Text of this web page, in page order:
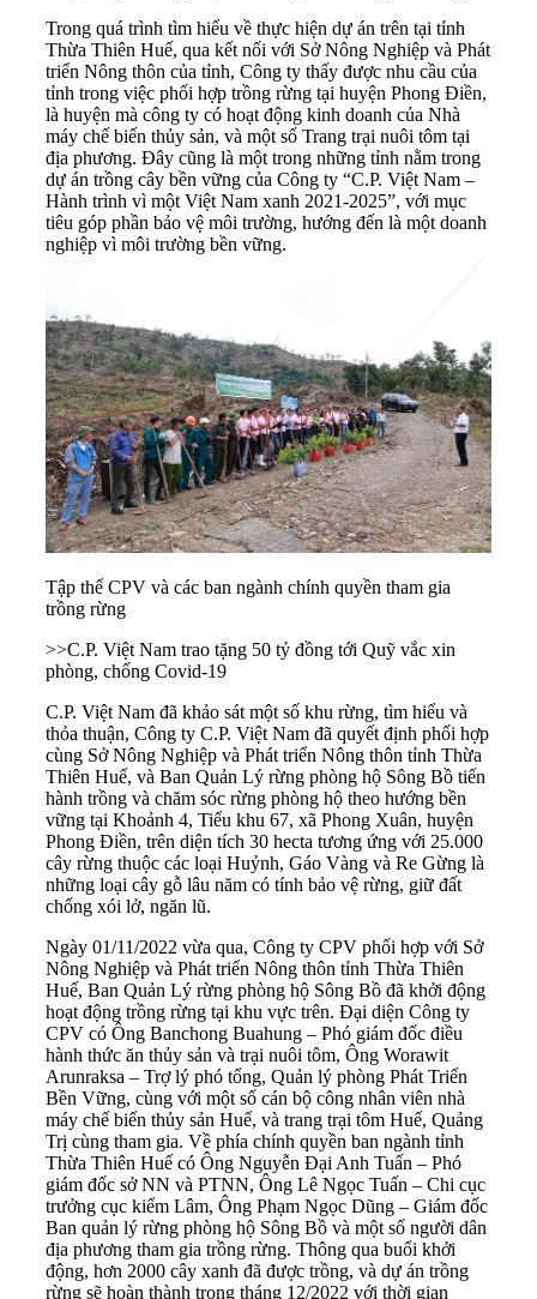
Trong quá trình tìm hiểu về thực hiện dự án trên tại tỉnh
Thừa Thiên Huế, qua kết nối với Sở Nông Nghiệp và Phát
triển Nông thôn của tỉnh, Công ty thấy được nhu cầu của
tỉnh trong việc phối hợp trồng rừng tại huyện Phong Điền,
là huyện mà công ty có hoạt động kinh doanh của Nhà
máy chế biến thủy sản, và một số Trang trại nuôi tôm tại
địa phương. Đây cũng là một trong những tỉnh nằm trong
dự án trồng cây bền vững của Công ty “C.P. Việt Nam –
Hành trình vì một Việt Nam xanh 2021-2025”, với mục
tiêu góp phần bảo vệ môi trường, hướng đến là một doanh
nghiệp vì môi trường bền vững.
Tập thể CPV và các ban ngành chính quyền tham gia
trồng rừng
>>C.P. Việt Nam trao tặng 50 tỷ đồng tới Quỹ vắc xin
phòng, chống Covid-19
C.P. Việt Nam đã khảo sát một số khu rừng, tìm hiểu và
thỏa thuận, Công ty C.P. Việt Nam đã quyết định phối hợp
cùng Sở Nông Nghiệp và Phát triển Nông thôn tỉnh Thừa
Thiên Huế, và Ban Quản Lý rừng phòng hộ Sông Bồ tiến
hành trồng và chăm sóc rừng phòng hộ theo hướng bền
vững tại Khoảnh 4, Tiểu khu 67, xã Phong Xuân, huyện
Phong Điền, trên diện tích 30 hecta tương ứng với 25.000
cây rừng thuộc các loại Huỷnh, Gáo Vàng và Re Gừng là
những loại cây gỗ lâu năm có tính bảo vệ rừng, giữ đất
chống xói lở, ngăn lũ.
Ngày 01/11/2022 vừa qua, Công ty CPV phối hợp với Sở
Nông Nghiệp và Phát triển Nông thôn tỉnh Thừa Thiên
Huế, Ban Quản Lý rừng phòng hộ Sông Bồ đã khởi động
hoạt động trồng rừng tại khu vực trên. Đại diện Công ty
CPV có Ông Banchong Buahung – Phó giám đốc điều
hành thức ăn thủy sản và trại nuôi tôm, Ông Worawit
Arunraksa – Trợ lý phó tổng, Quản lý phòng Phát Triển
Bền Vững, cùng với một số cán bộ công nhân viên nhà
máy chế biến thủy sản Huế, và trang trại tôm Huế, Quảng
Trị cùng tham gia. Về phía chính quyền ban ngành tỉnh
Thừa Thiên Huế có Ông Nguyễn Đại Anh Tuấn – Phó
giám đốc sở NN và PTNN, Ông Lê Ngọc Tuấn – Chi cục
trưởng cục kiểm Lâm, Ông Phạm Ngọc Dũng – Giám đốc
Ban quản lý rừng phòng hộ Sông Bồ và một số người dân
địa phương tham gia trồng rừng. Thông qua buổi khởi
động, hơn 2000 cây xanh đã được trồng, và dự án trồng
rừng sẽ hoàn thành trong tháng 12/2022 với thời gian